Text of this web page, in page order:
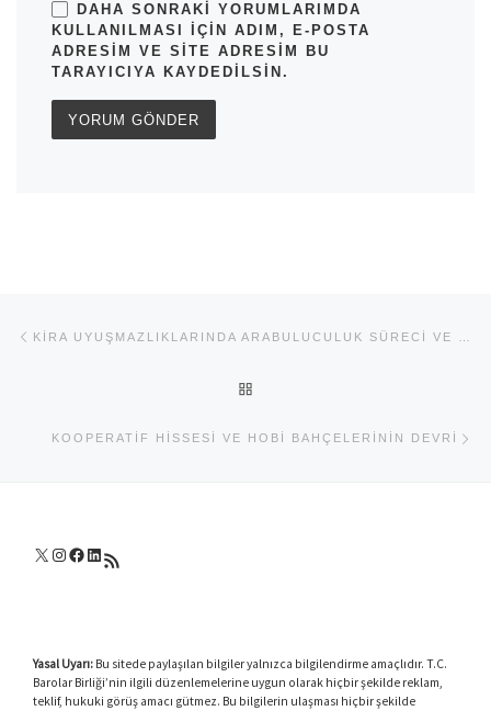
DAHA SONRAKI YORUMLARIMDA
KULLANILMASI IÇIN ADIM, E-POSTA
ADRESIM VE SITE ADRESIM BU
TARAYICIYA KAYDEDILSIN.
KOOPERATIF HISSESI VE HOBI BAHÇELERININ DEVRI
X Instagram
Facebook
LinkedIn
RSS akışı
Yasal Uyarı:Bu sitede paylaşılan bilgiler yalnızca bilgilendirme amaçlıdır. T.C.
Barolar Birliği’nin ilgili düzenlemelerine uygun olarak hiçbir şekilde reklam,
teklif, hukuki görüş amacı gütmez. Bu bilgilerin ulaşması hiçbir şekilde